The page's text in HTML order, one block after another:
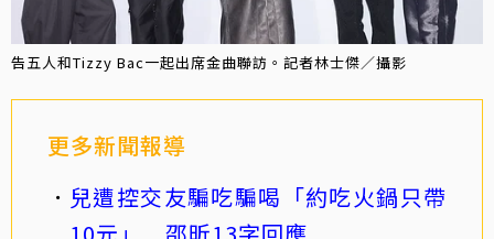
告五人和Tizzy Bac一起出席金曲聯訪。記者林士傑／攝影
更多新聞報導
兒遭控交友騙吃騙喝「約吃火鍋只帶